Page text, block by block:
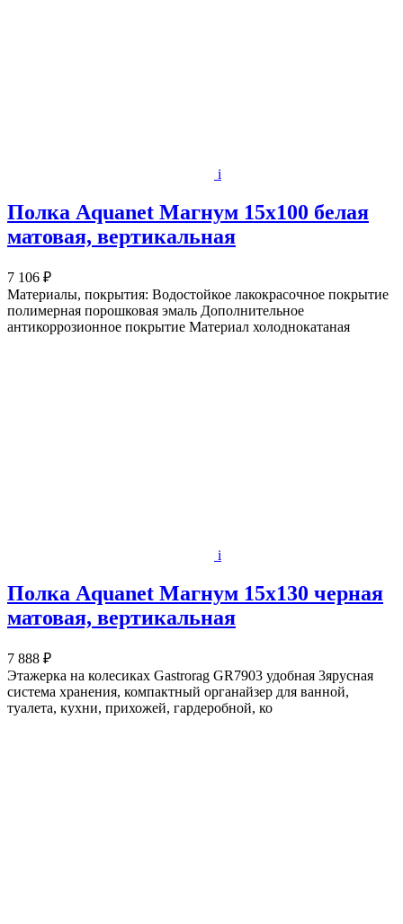
i
Полка Aquanet Магнум 15x100 белая
матовая, вертикальная
7 106 ₽
Материалы, покрытия: Водостойкое лакокрасочное покрытие
полимерная порошковая эмаль Дополнительное
антикоррозионное покрытие Материал холоднокатаная
i
Полка Aquanet Магнум 15x130 черная
матовая, вертикальная
7 888 ₽
Этажерка на колесиках Gastrorag GR7903 удобная 3ярусная
система хранения, компактный органайзер для ванной,
туалета, кухни, прихожей, гардеробной, ко